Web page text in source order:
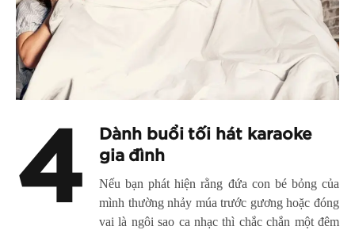
4
Dành buổi tối hát karaoke
gia đình
Nếu bạn phát hiện rằng đứa con bé bỏng của
mình thường nhảy múa trước gương hoặc đóng
vai là ngôi sao ca nhạc thì chắc chắn một đêm